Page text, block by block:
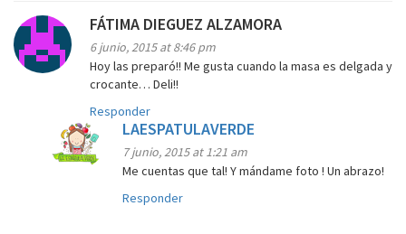
FÁTIMA DIEGUEZ ALZAMORA
6 junio, 2015 at 8:46 pm
Hoy las preparó!! Me gusta cuando la masa es delgada y
crocante… Deli!!
Responder
LAESPATULAVERDE
7 junio, 2015 at 1:21 am
Me cuentas que tal! Y mándame foto ! Un abrazo!
Responder